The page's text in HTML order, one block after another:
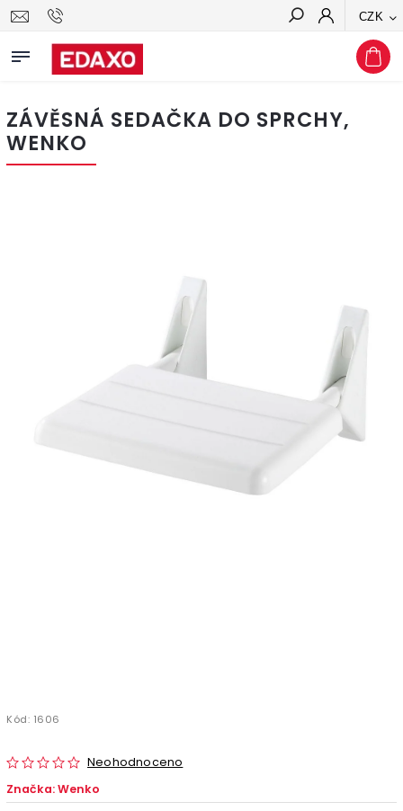
CZK
Hledat
ZÁVĚSNÁ SEDAČKA DO SPRCHY,
WENKO
Kód: 1606
Neohodnoceno
Značka:Wenko